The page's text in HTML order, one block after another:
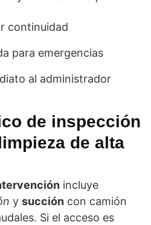
continuidad
para emergencias
al administrador
de inspección
de alta
incluye
y succión con camión
Si el acceso es